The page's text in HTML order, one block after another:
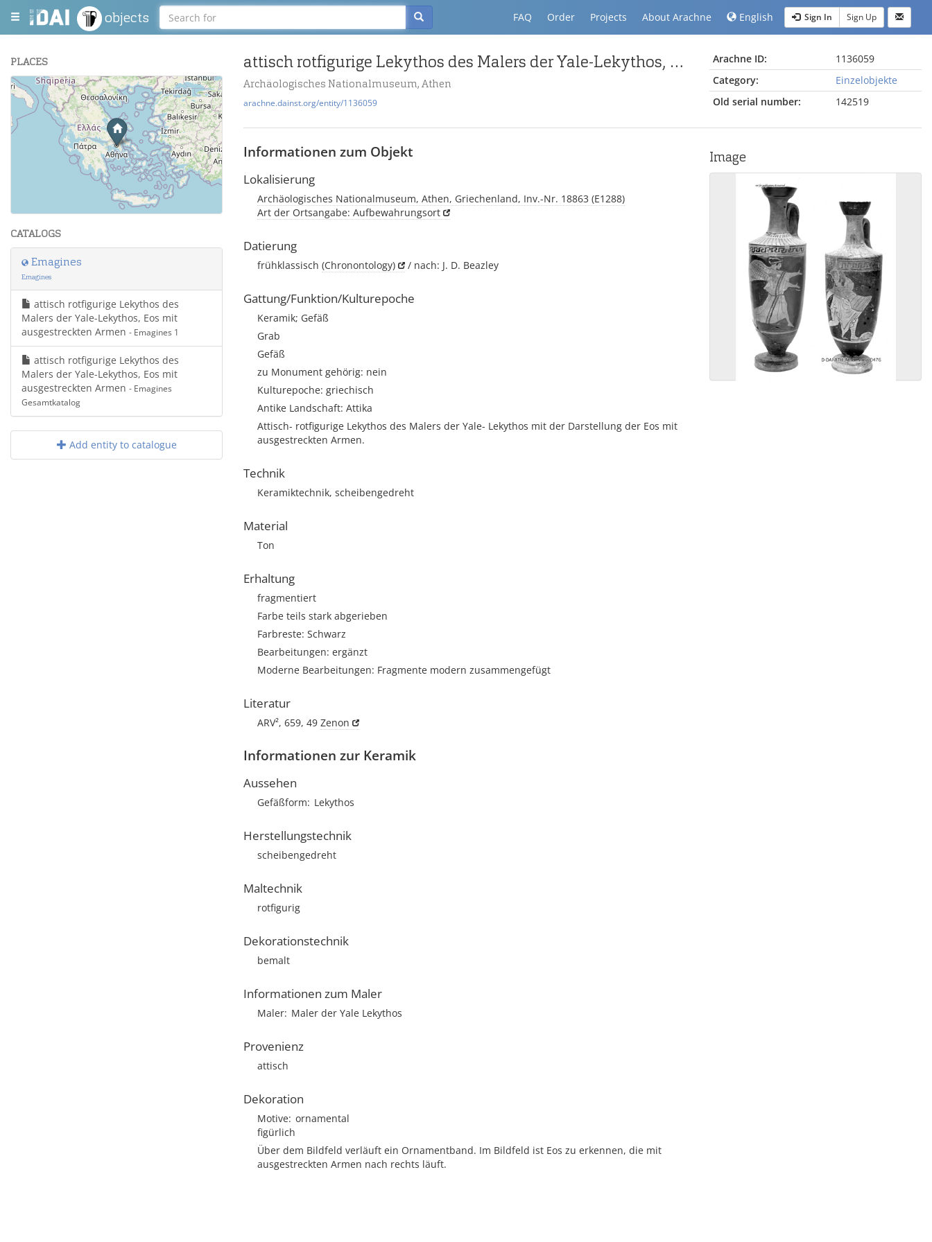
objects FAQ Order Projects About Arachne English Sign In Sign Up
PLACES
+
−
| Maps and Data ©
CATALOGS
Emagines
Emagines
attisch rotfigurige Lekythos des
Malers der Yale-Lekythos, Eos mit
ausgestreckten Armen - Emagines 1
attisch rotfigurige Lekythos des
Malers der Yale-Lekythos, Eos mit
ausgestreckten Armen - Emagines
Gesamtkatalog
Add entity to catalogue
attisch rotfigurige Lekythos des Malers der Yale-Lekythos, Eos mit ausgestreckten Armen
Archäologisches Nationalmuseum, Athen
arachne.dainst.org/entity/1136059
Arachne ID:
1136059
Category:
Einzelobjekte
Old serial number:
142519
Informationen zum Objekt
Lokalisierung
Archäologisches Nationalmuseum, Athen, Griechenland, Inv.-Nr. 18863 (E1288)
Art der Ortsangabe: Aufbewahrungsort
Datierung
frühklassisch (Chronontology) / nach: J. D. Beazley
Gattung/Funktion/Kulturepoche
Keramik; Gefäß
Grab
Gefäß
zu Monument gehörig: nein
Kulturepoche: griechisch
Antike Landschaft: Attika
Attisch- rotfigurige Lekythos des Malers der Yale- Lekythos mit der Darstellung der Eos mit
ausgestreckten Armen.
Technik
Keramiktechnik, scheibengedreht
Material
Ton
Erhaltung
fragmentiert
Farbe teils stark abgerieben
Farbreste: Schwarz
Bearbeitungen: ergänzt
Moderne Bearbeitungen: Fragmente modern zusammengefügt
Literatur
ARV², 659, 49 Zenon
Informationen zur Keramik
Aussehen
Gefäßform Lekythos
Herstellungstechnik
scheibengedreht
Maltechnik
rotfigurig
Dekorationstechnik
bemalt
Informationen zum Maler
Maler Maler der Yale Lekythos
Provenienz
attisch
Dekoration
Motive ornamental
figürlich
Über dem Bildfeld verläuft ein Ornamentband. Im Bildfeld ist Eos zu erkennen, die mit
ausgestreckten Armen nach rechts läuft.
Image